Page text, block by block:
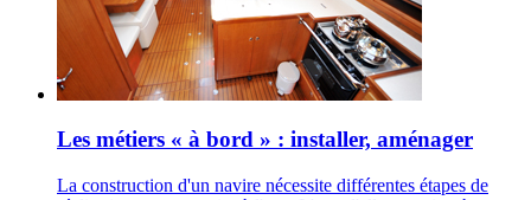
Les métiers « à bord » : installer, aménager
La construction d'un navire nécessite différentes étapes de